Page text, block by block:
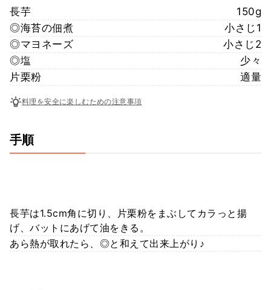
長芋
150g
◎海苔の佃煮
小さじ1
◎マヨネーズ
小さじ2
◎塩
少々
片栗粉
適量
料理を安全に楽しむための注意事項
手順
長芋は1.5cm角に切り、片栗粉をまぶしてカラっと揚
げ、バットにあげて油をきる。
あら熱が取れたら、◎と和えて出来上がり♪